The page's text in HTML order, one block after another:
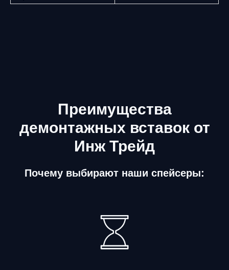
Преимущества
демонтажных вставок от
Инж Трейд
Почему выбирают наши спейсеры: